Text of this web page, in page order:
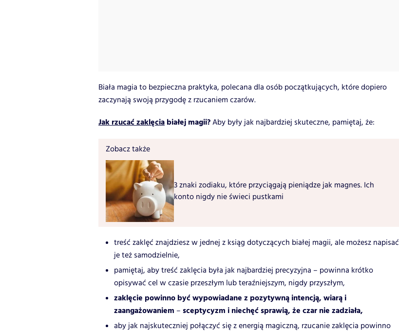
Biała magia to bezpieczna praktyka, polecana dla osób początkujących, które dopiero
zaczynają swoją przygodę z rzucaniem czarów.
Jak rzucać zaklęcia białej magii?Aby były jak najbardziej skuteczne, pamiętaj, że:
Zobacz także
3 znaki zodiaku, które przyciągają pieniądze jak magnes. Ich
konto nigdy nie świeci pustkami
treść zaklęć znajdziesz w jednej z ksiąg dotyczących białej magii, ale możesz napisać
je też samodzielnie,
pamiętaj, aby treść zaklęcia była jak najbardziej precyzyjna – powinna krótko
opisywać cel w czasie przeszłym lub teraźniejszym, nigdy przyszłym,
zaklęcie powinno być wypowiadane z pozytywną intencją, wiarą i
zaangażowaniem – sceptycyzm i niechęć sprawią, że czar nie zadziała,
aby jak najskuteczniej połączyć się z energią magiczną, rzucanie zaklęcia powinno